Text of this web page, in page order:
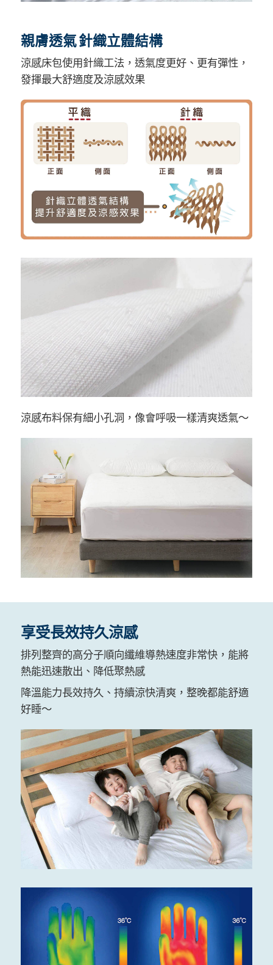
親膚透氣 針織立體結構
涼感床包使用針織工法，透氣度更好、更有彈性，
發揮最大舒適度及涼感效果
涼感布料保有細小孔洞，像會呼吸一樣清爽透氣～
享受長效持久涼感
排列整齊的高分子順向纖維導熱速度非常快，能將
熱能迅速散出、降低聚熱感
降溫能力長效持久、持續涼快清爽，整晚都能舒適
好睡～